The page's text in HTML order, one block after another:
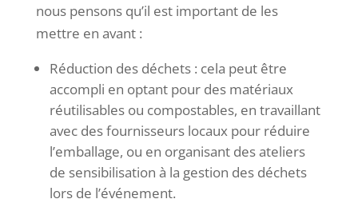
nous pensons qu’il est important de les
mettre en avant :
Réduction des déchets : cela peut être
accompli en optant pour des matériaux
réutilisables ou compostables, en travaillant
avec des fournisseurs locaux pour réduire
l’emballage, ou en organisant des ateliers
de sensibilisation à la gestion des déchets
lors de l’événement.